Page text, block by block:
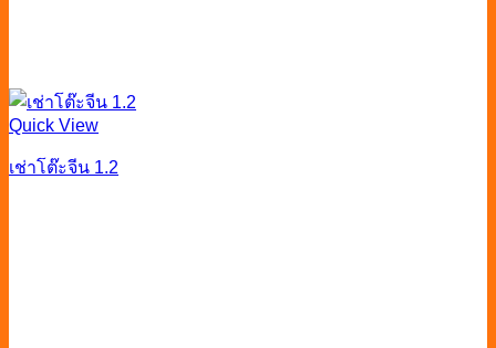
Quick View
เช่าโต๊ะจีน 1.2